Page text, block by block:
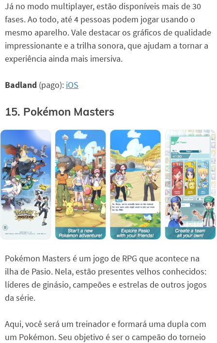
Já no modo multiplayer, estão disponíveis mais de 30
fases. Ao todo, até 4 pessoas podem jogar usando o
mesmo aparelho. Vale destacar os gráficos de qualidade
impressionante e a trilha sonora, que ajudam a tornar a
experiência ainda mais imersiva.
Badland (pago): iOS
15. Pokémon Masters
Pokémon Masters é um jogo de RPG que acontece na
ilha de Pasio. Nela, estão presentes velhos conhecidos:
líderes de ginásio, campeões e estrelas de outros jogos
da série.
Aqui, você será um treinador e formará uma dupla com
um Pokémon. Seu objetivo é ser o campeão do torneio